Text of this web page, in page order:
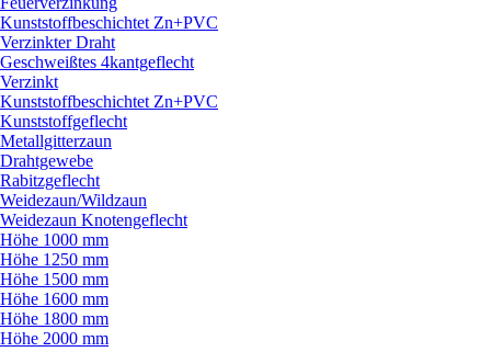
Kunststoffbeschichtet Zn+PVC
Verzinkter Draht
Geschweißtes 4kantgeflecht
Verzinkt
Kunststoffbeschichtet Zn+PVC
Kunststoffgeflecht
Metallgitterzaun
Drahtgewebe
Rabitzgeflecht
Weidezaun/Wildzaun
Weidezaun Knotengeflecht
Höhe 1000 mm
Höhe 1250 mm
Höhe 1500 mm
Höhe 1600 mm
Höhe 1800 mm
Höhe 2000 mm